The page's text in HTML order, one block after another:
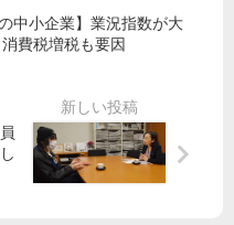
暴
員
ル
ー
ト
の中小企業】業況指数が大
幅悪化 消費税増税も要因